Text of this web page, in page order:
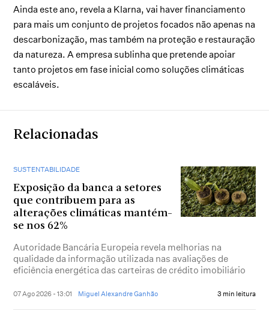
Ainda este ano, revela a Klarna, vai haver financiamento
para mais um conjunto de projetos focados não apenas na
descarbonização, mas também na proteção e restauração
da natureza. A empresa sublinha que pretende apoiar
tanto projetos em fase inicial como soluções climáticas
escaláveis.
Relacionadas
SUSTENTABILIDADE
Exposição da banca a setores
que contribuem para as
alterações climáticas mantém-
se nos 62%
Autoridade Bancária Europeia revela melhorias na
qualidade da informação utilizada nas avaliações de
eficiência energética das carteiras de crédito imobiliário
07 Ago 2026 - 13:01 Miguel Alexandre Ganhão 3 min leitura